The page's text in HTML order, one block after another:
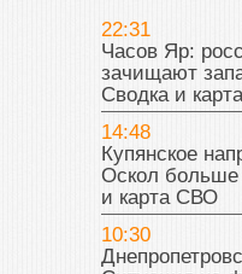
22:31
Часов Яр:
зачищают
Сводка и
14:48
Купянское
Оскол больше
и карта СВО
10:30